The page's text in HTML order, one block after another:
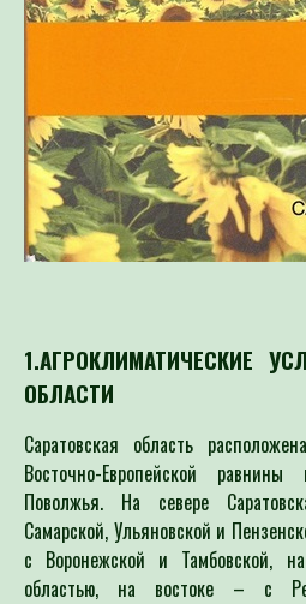
1.АГРОКЛИМАТИЧЕСКИЕ
ОБЛАСТИ
Саратовская область
Восточно-Европейской
Поволжья. На севере
Самарской, Ульяновской и
с Воронежской и Тамбовской,
областью, на востоке – с